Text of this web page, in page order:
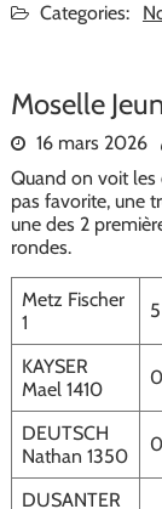
Categories:
Moselle
16 mars 2026
Quand on voit les
pas favorite, une
une des 2
rondes.
Metz Fischer
1
KAYSER
Mael 1410
DEUTSCH
Nathan 1350
DUSANTER